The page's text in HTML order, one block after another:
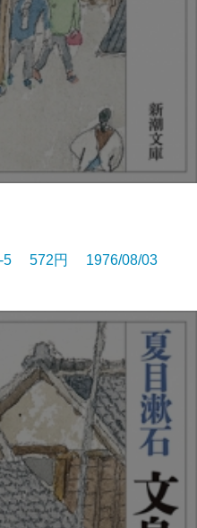
5 572円 1976/08/03